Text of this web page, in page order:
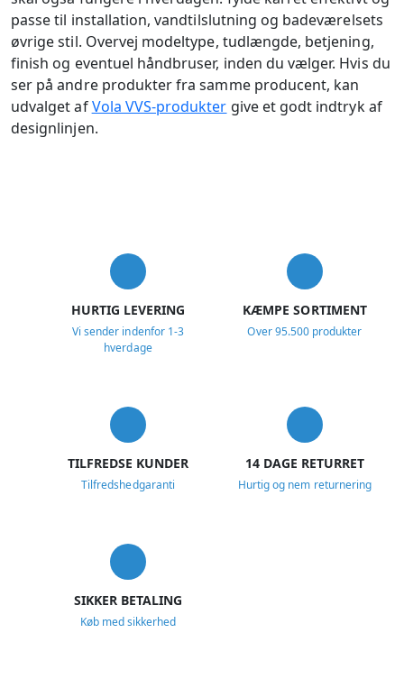
passe til installation, vandtilslutning og badeværelsets
øvrige stil. Overvej modeltype, tudlængde, betjening,
finish og eventuel håndbruser, inden du vælger. Hvis du
ser på andre produkter fra samme producent, kan
udvalget afVola VVS-produkter give et godt indtryk af
designlinjen.
HURTIG LEVERING
Vi sender indenfor 1-3
hverdage
KÆMPE SORTIMENT
Over 95.500 produkter
TILFREDSE KUNDER
Tilfredshedgaranti
14 DAGE RETURRET
Hurtig og nem returnering
SIKKER BETALING
Køb med sikkerhed